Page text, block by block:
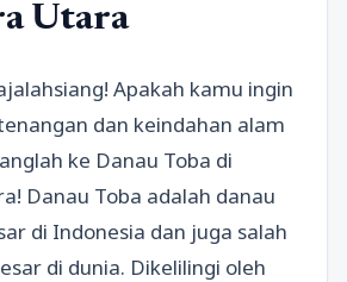
Utara
Apakah kamu ingin
dan keindahan alam
ke Danau Toba di
Danau Toba adalah danau
di Indonesia dan juga salah
di dunia. Dikelilingi oleh